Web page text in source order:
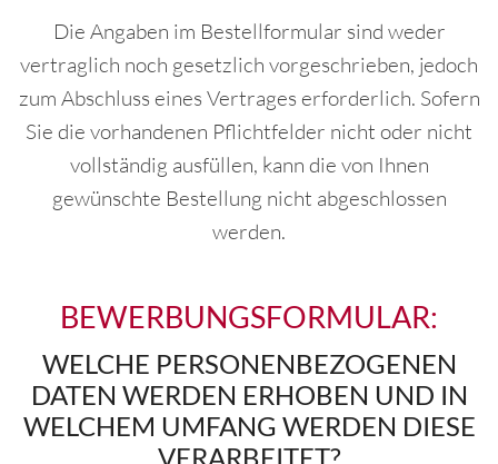
Die Angaben im Bestellformular sind weder
vertraglich noch gesetzlich vorgeschrieben, jedoch
zum Abschluss eines Vertrages erforderlich. Sofern
Sie die vorhandenen Pflichtfelder nicht oder nicht
vollständig ausfüllen, kann die von Ihnen
gewünschte Bestellung nicht abgeschlossen
werden.
BEWERBUNGSFORMULAR:
WELCHE PERSONENBEZOGENEN
DATEN WERDEN ERHOBEN UND IN
WELCHEM UMFANG WERDEN DIESE
VERARBEITET?